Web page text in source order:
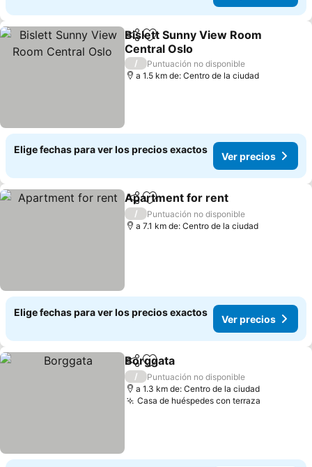
CompartirAgregar a favoritos
Bislett Sunny View Room
Central Oslo
Ver precios
/
Puntuación no disponible
a 1.5 km de: Centro de la ciudad
Elige fechas para ver los precios exactos
Ver precios
CompartirAgregar a favoritos
Apartment for rent
/
Puntuación no disponible
a 7.1 km de: Centro de la ciudad
Elige fechas para ver los precios exactos
Ver precios
CompartirAgregar a favoritos
Borggata
/
Puntuación no disponible
a 1.3 km de: Centro de la ciudad
Casa de huéspedes con terraza